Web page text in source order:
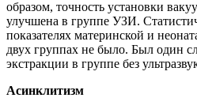
образом, точность установки
улучшена в группе УЗИ.
показателях материнской и
двух группах не было. Был один
экстракции в группе без
Асинклитизм